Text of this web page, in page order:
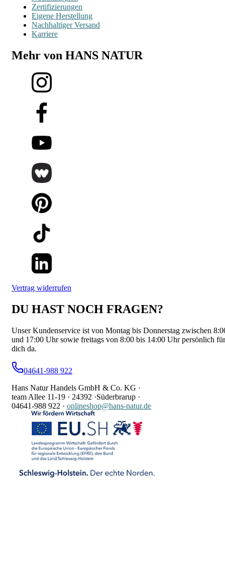
Zertifizierungen
Eigene Herstellung
Nachhaltiger Versand
Karriere
Mehr von HANS NATUR
Vertrag widerrufen
DU HAST NOCH FRAGEN?
Unser Kundenservice ist von Montag bis Donnerstag zwischen
und 17:00 Uhr sowie freitags von 8:00 bis 14:00 Uhr persönlich für
dich da.
04641-988 922
Hans Natur Handels GmbH & Co. KG ·
team Allee 11-19 · 24392 ·Süderbrarup ·
04641-988 922 · onlineshop@hans-natur.de